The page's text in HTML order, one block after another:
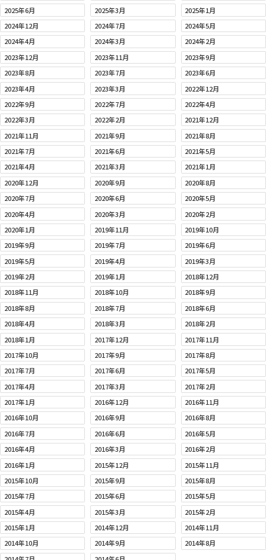
2025年6月
2025年3月
2025年1月
2024年12月
2024年7月
2024年5月
2024年4月
2024年3月
2024年2月
2023年12月
2023年11月
2023年9月
2023年8月
2023年7月
2023年6月
2023年4月
2023年3月
2022年12月
2022年9月
2022年7月
2022年4月
2022年3月
2022年2月
2021年12月
2021年11月
2021年9月
2021年8月
2021年7月
2021年6月
2021年5月
2021年4月
2021年3月
2021年1月
2020年12月
2020年9月
2020年8月
2020年7月
2020年6月
2020年5月
2020年4月
2020年3月
2020年2月
2020年1月
2019年11月
2019年10月
2019年9月
2019年7月
2019年6月
2019年5月
2019年4月
2019年3月
2019年2月
2019年1月
2018年12月
2018年11月
2018年10月
2018年9月
2018年8月
2018年7月
2018年6月
2018年4月
2018年3月
2018年2月
2018年1月
2017年12月
2017年11月
2017年10月
2017年9月
2017年8月
2017年7月
2017年6月
2017年5月
2017年4月
2017年3月
2017年2月
2017年1月
2016年12月
2016年11月
2016年10月
2016年9月
2016年8月
2016年7月
2016年6月
2016年5月
2016年4月
2016年3月
2016年2月
2016年1月
2015年12月
2015年11月
2015年10月
2015年9月
2015年8月
2015年7月
2015年6月
2015年5月
2015年4月
2015年3月
2015年2月
2015年1月
2014年12月
2014年11月
2014年10月
2014年9月
2014年8月